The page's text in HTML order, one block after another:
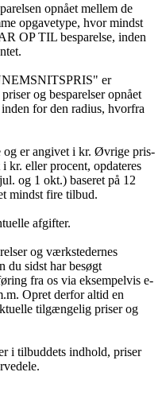
opnået mellem de
opgavetype, hvor mindst
OP TIL besparelse, inden
er
og besparelser opnået
for den radius, hvorfra
og er angivet i kr. Øvrige pris-
kr. eller procent, opdateres
og 1 okt.) baseret på 12
mindst fire tilbud.
afgifter.
og værkstedernes
sidst har besøgt
fra os via eksempelvis e-
Opret derfor altid en
tilgængelig priser og
i tilbuddets indhold, priser